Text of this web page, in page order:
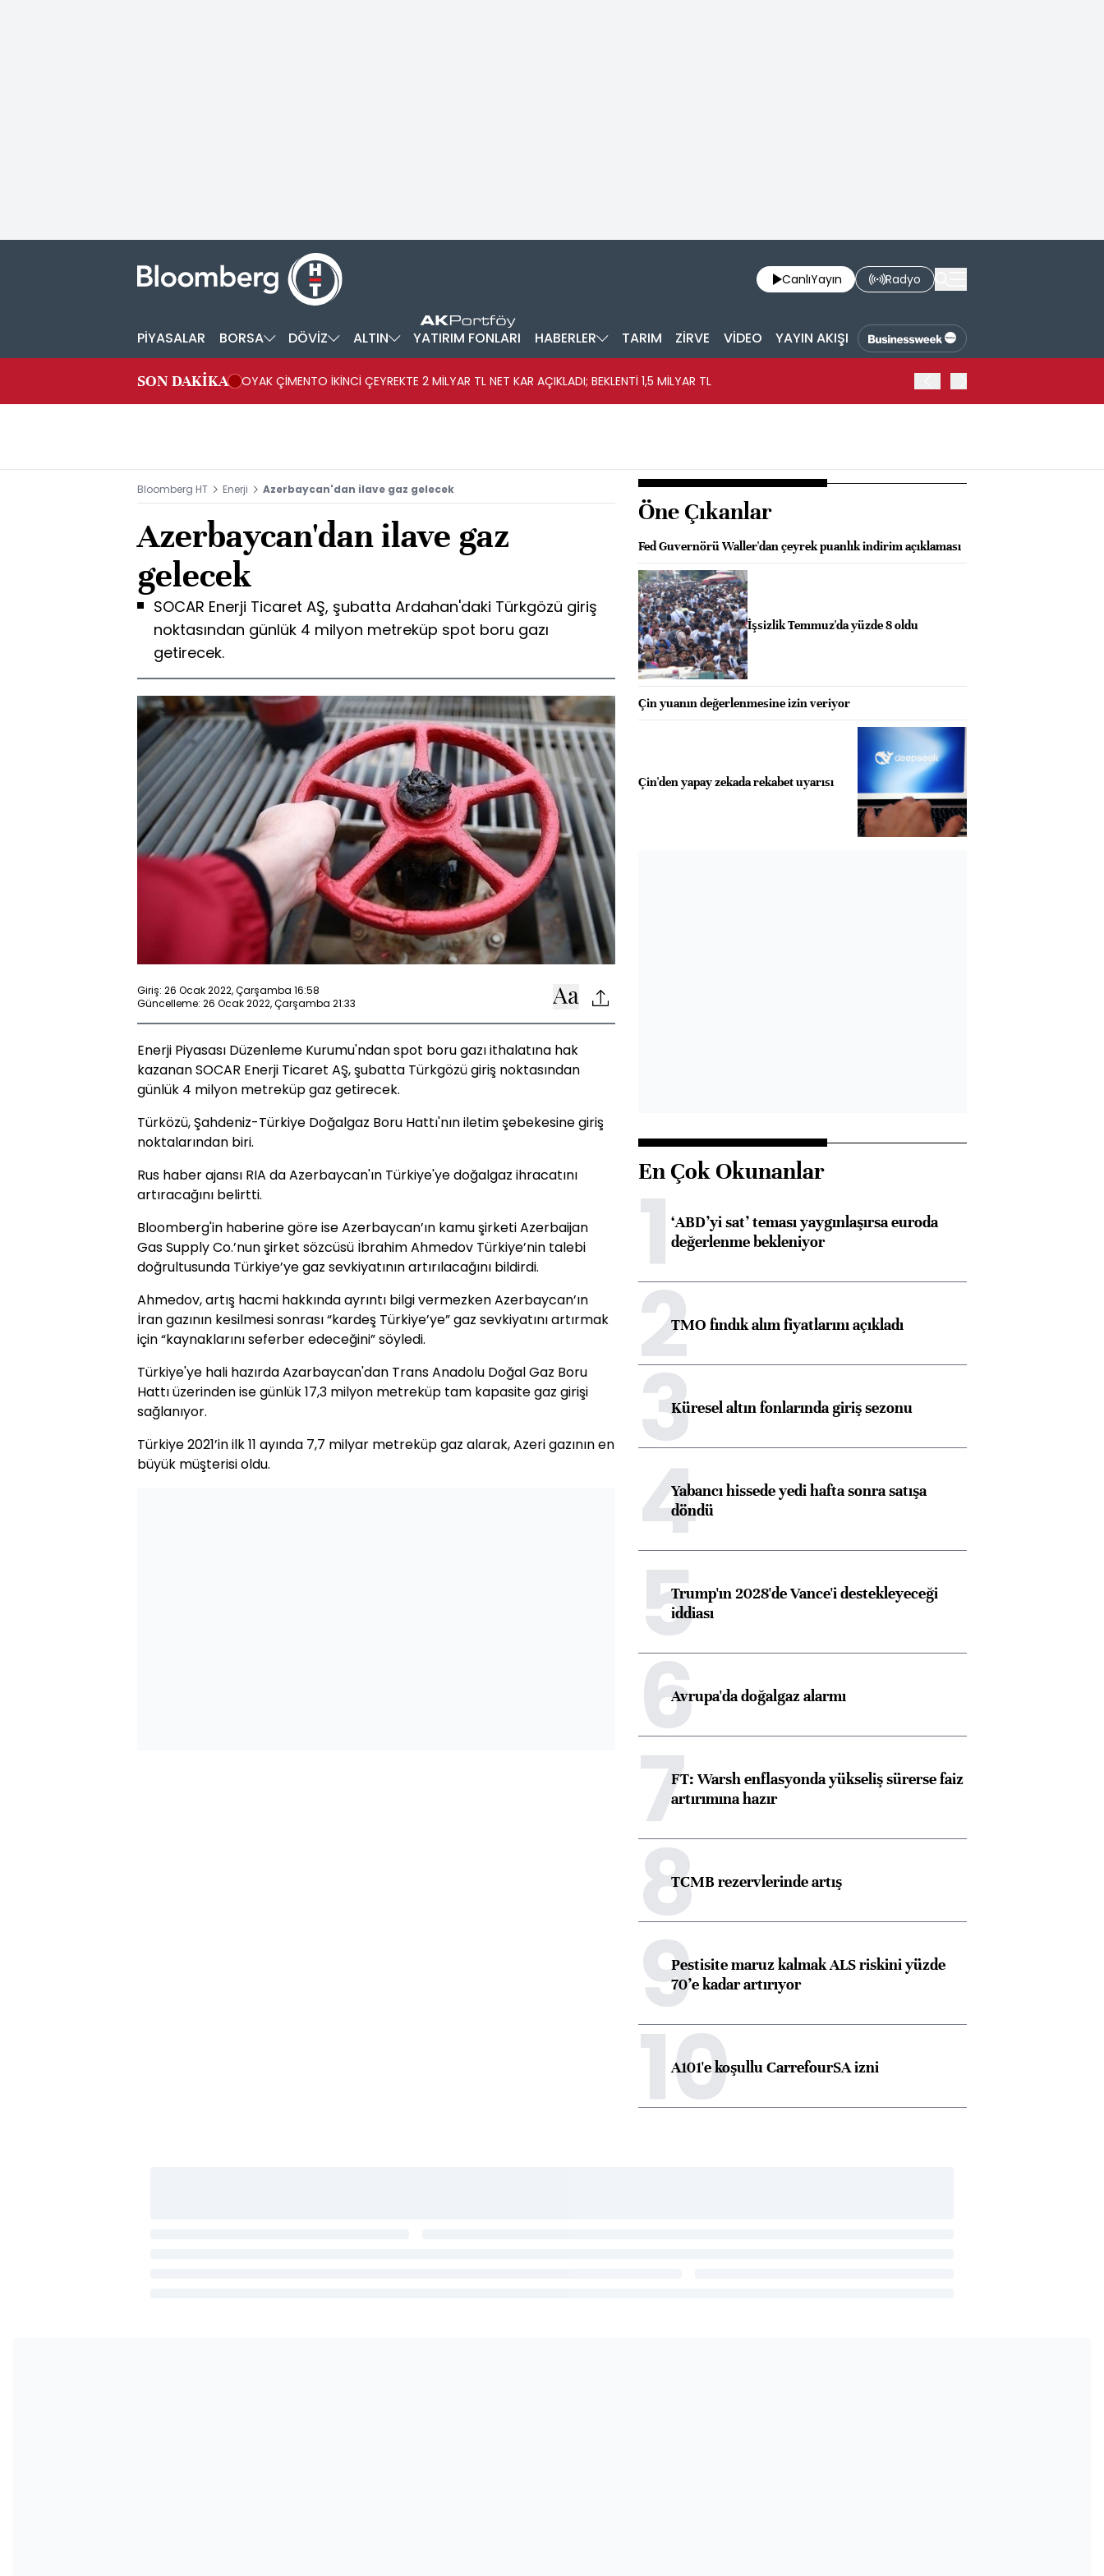
CanlıYayın Radyo
PİYASALAR BORSA DÖVİZ ALTIN YATIRIM FONLARI HABERLER TARIM ZİRVE VİDEO YAYIN AKIŞI
SON DAKİKA OYAK ÇİMENTO İKİNCİ ÇEYREKTE 2 MİLYAR TL NET KAR AÇIKLADI; BEKLENTİ 1,5 MİLYAR TL
Bloomberg HT Enerji Azerbaycan'dan ilave gaz gelecek
Azerbaycan'dan ilave gaz
gelecek
SOCAR Enerji Ticaret AŞ, şubatta Ardahan'daki Türkgözü giriş
noktasından günlük 4 milyon metreküp spot boru gazı
getirecek.
Giriş: 26 Ocak 2022, Çarşamba 16:58
Güncelleme: 26 Ocak 2022, Çarşamba 21:33
Enerji Piyasası Düzenleme Kurumu'ndan spot boru gazı ithalatına hak
kazanan SOCAR Enerji Ticaret AŞ, şubatta Türkgözü giriş noktasından
günlük 4 milyon metreküp gaz getirecek.
Türközü, Şahdeniz-Türkiye Doğalgaz Boru Hattı'nın iletim şebekesine giriş
noktalarından biri.
Rus haber ajansı RIA da Azerbaycan'ın Türkiye'ye doğalgaz ihracatını
artıracağını belirtti.
Bloomberg'in haberine göre ise Azerbaycan’ın kamu şirketi Azerbaijan
Gas Supply Co.’nun şirket sözcüsü İbrahim Ahmedov Türkiye’nin talebi
doğrultusunda Türkiye’ye gaz sevkiyatının artırılacağını bildirdi.
Ahmedov, artış hacmi hakkında ayrıntı bilgi vermezken Azerbaycan’ın
İran gazının kesilmesi sonrası “kardeş Türkiye’ye” gaz sevkiyatını artırmak
için “kaynaklarını seferber edeceğini” söyledi.
Türkiye'ye hali hazırda Azarbaycan'dan Trans Anadolu Doğal Gaz Boru
Hattı üzerinden ise günlük 17,3 milyon metreküp tam kapasite gaz girişi
sağlanıyor.
Türkiye 2021’in ilk 11 ayında 7,7 milyar metreküp gaz alarak, Azeri gazının en
büyük müşterisi oldu.
Öne Çıkanlar
Fed Guvernörü Waller'dan çeyrek puanlık indirim açıklaması
İşsizlik Temmuz'da yüzde 8 oldu
Çin yuanın değerlenmesine izin veriyor
Çin'den yapay zekada rekabet uyarısı
En Çok Okunanlar
1‘ABD’yi sat’ teması yaygınlaşırsa euroda
değerlenme bekleniyor
2TMO fındık alım fiyatlarını açıkladı
3Küresel altın fonlarında giriş sezonu
4Yabancı hissede yedi hafta sonra satışa
döndü
5Trump'ın 2028'de Vance'i destekleyeceği
iddiası
6Avrupa'da doğalgaz alarmı
7FT: Warsh enflasyonda yükseliş sürerse faiz
artırımına hazır
8TCMB rezervlerinde artış
9Pestisite maruz kalmak ALS riskini yüzde
70’e kadar artırıyor
10
A101'e koşullu CarrefourSA izni